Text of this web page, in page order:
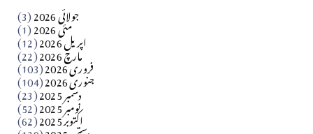
جولائی 2026 (3) مئی 2026 (1) اپریل 2026 (12) مارچ 2026 (22) فروری 2026 (103) جنوری 2026 (104) دسمبر 2025 (23) نومبر 2025 (52) اکتوبر 2025 (62)